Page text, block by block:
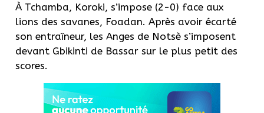
À Tchamba, Koroki, s’impose (2-0) face aux
lions des savanes, Foadan. Après avoir écarté
son entraîneur, les Anges de Notsè s’imposent
devant Gbikinti de Bassar sur le plus petit des
scores.